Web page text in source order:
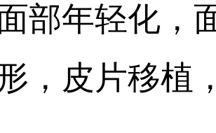
部年轻化，
，皮片移植